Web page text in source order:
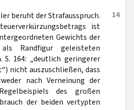
14
beruht der Strafausspruch.
ist
Gewichts der
Randfigur geleisteten
S. 164: „deutlich geringerer
nicht auszuschließen, dass
nach Verneinung der
des großen
der beiden vertypten